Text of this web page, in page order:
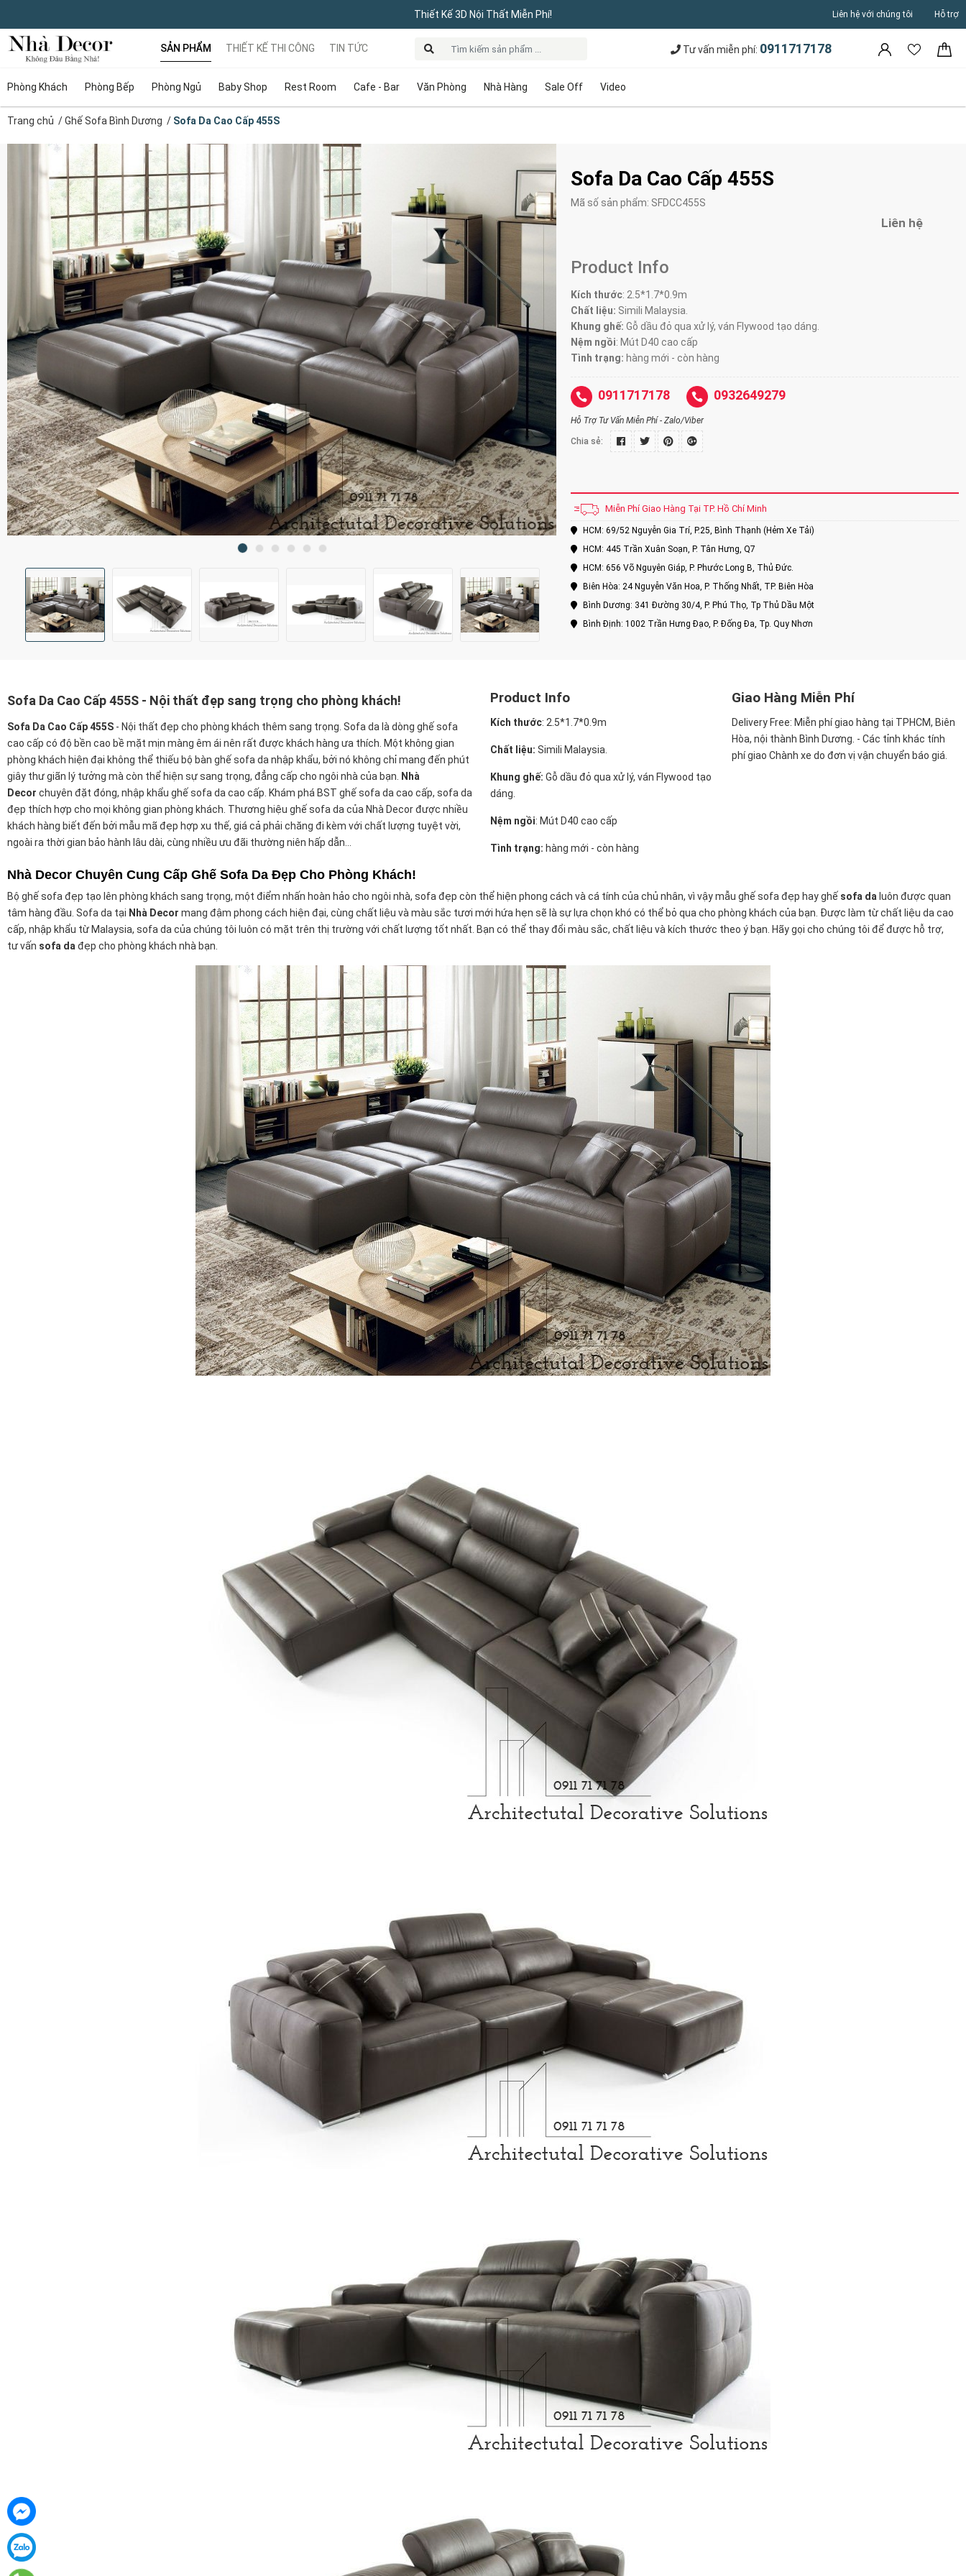
Thiết Kế 3D Nội Thất Miễn Phí! Liên hệ với chúng tôi Hỗ trợ
SẢN PHẨM
Phòng Khách Phòng Bếp Phòng Ngủ Baby Shop Rest Room Cafe - Bar Văn Phòng Nhà Hàng Sale Off Video
THIẾT KẾ THI CÔNG TIN TỨC Tư vấn miễn phí: 0911717178
Trang chủ /Ghế Sofa Bình Dương / Sofa Da Cao Cấp 455S
Sofa Da Cao Cấp 455S
Mã số sản phẩm: SFDCC455S
Liên hệ
Product Info
Kích thước: 2.5*1.7*0.9m
Chất liệu: Simili Malaysia.
Khung ghế: Gỗ dầu đỏ qua xử lý, ván Flywood tạo dáng.
Nệm ngồi: Mút D40 cao cấp
Tình trạng: hàng mới - còn hàng
0911717178 0932649279
Hỗ Trợ Tư Vấn Miễn Phí - Zalo/Viber
Chia sẻ:
Miễn Phí Giao Hàng Tại TP. Hồ Chí Minh
HCM: 69/52 Nguyễn Gia Trí, P.25, Bình Thạnh (Hẻm Xe Tải)
HCM: 445 Trần Xuân Soạn, P. Tân Hưng, Q7
HCM: 656 Võ Nguyên Giáp, P. Phước Long B, Thủ Đức.
Biên Hòa: 24 Nguyễn Văn Hoa, P. Thống Nhất, TP. Biên Hòa
Bình Dương: 341 Đường 30/4, P. Phú Thọ, Tp Thủ Dầu Một
Bình Định: 1002 Trần Hưng Đạo, P. Đống Đa, Tp. Quy Nhơn
Sofa Da Cao Cấp 455S - Nội thất đẹp sang trọng cho phòng khách!
Sofa Da Cao Cấp 455S - Nội thất đẹp cho phòng khách thêm sang trọng. Sofa da là dòng ghế sofa
cao cấp có độ bền cao bề mặt mịn màng êm ái nên rất được khách hàng ưa thích. Một không gian
phòng khách hiện đại không thể thiếu bộ bàn ghế sofa da nhập khẩu, bởi nó không chỉ mang đến phút
giây thư giãn lý tưởng mà còn thể hiện sự sang trọng, đẳng cấp cho ngôi nhà của bạn.
Nhà
Decor chuyên đặt đóng, nhập khẩu ghế sofa da cao cấp. Khám phá BST ghế sofa da cao cấp, sofa da
đẹp thích hợp cho mọi không gian phòng khách. Thương hiệu ghế sofa da của Nhà Decor được nhiều
khách hàng biết đến bởi mẫu mã đẹp hợp xu thế, giá cả phải chăng đi kèm với chất lượng tuyệt vời,
ngoài ra thời gian bảo hành lâu dài, cùng nhiều ưu đãi thường niên hấp dẫn...
Product Info
Kích thước: 2.5*1.7*0.9m
Chất liệu: Simili Malaysia.
Khung ghế: Gỗ dầu đỏ qua xử lý, ván Flywood tạo
dáng.
Nệm ngồi: Mút D40 cao cấp
Tình trạng: hàng mới - còn hàng
Giao Hàng Miễn Phí
Delivery Free: Miễn phí giao hàng tại TPHCM, Biên
Hòa, nội thành Bình Dương. - Các tỉnh khác tính
phí giao Chành xe do đơn vị vận chuyển báo giá.
Nhà Decor Chuyên Cung Cấp Ghế Sofa Da Đẹp Cho Phòng Khách!
Bộ ghế sofa đẹp tạo lên phòng khách sang trọng, một điểm nhấn hoàn hảo cho ngôi nhà, sofa đẹp còn thể hiện phong cách và cá tính của chủ nhân, vì vậy mẫu ghế sofa đẹp hay ghế sofa da luôn được quan
tâm hàng đầu. Sofa da tại Nhà Decor mang đậm phong cách hiện đại, cùng chất liệu và màu sắc tươi mới hứa hẹn sẽ là sự lựa chọn khó có thể bỏ qua cho phòng khách của bạn. Được làm từ chất liệu da cao
cấp, nhập khẩu từ Malaysia, sofa da của chúng tôi luôn có mặt trên thị trường với chất lượng tốt nhất. Bạn có thể thay đổi màu sắc, chất liệu và kích thước theo ý bạn. Hãy gọi cho chúng tôi để được hỗ trợ,
tư vấn sofa da đẹp cho phòng khách nhà bạn.